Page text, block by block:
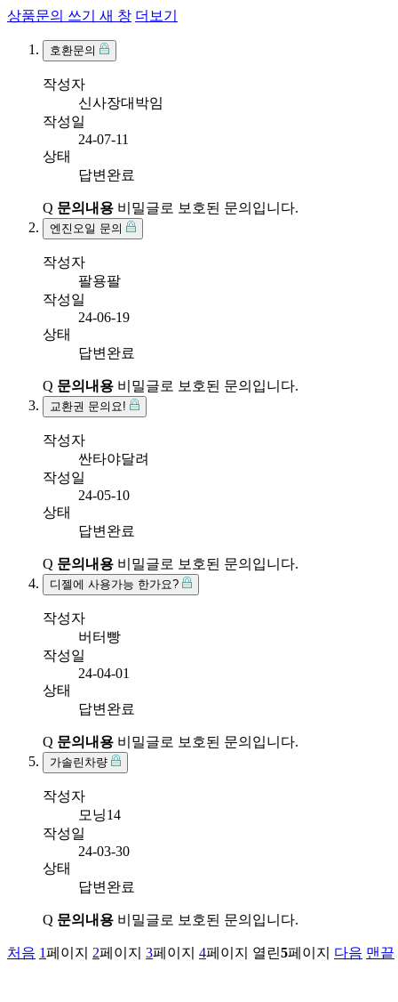
상품문의 쓰기 새 창 더보기
호환문의
작성자
신사장대박임
작성일
24-07-11
상태
답변완료
Q 문의내용 비밀글로 보호된 문의입니다.
엔진오일 문의
작성자
팔용팔
작성일
24-06-19
상태
답변완료
Q 문의내용 비밀글로 보호된 문의입니다.
교환권 문의요!
작성자
싼타야달려
작성일
24-05-10
상태
답변완료
Q 문의내용 비밀글로 보호된 문의입니다.
디젤에 사용가능 한가요?
작성자
버터빵
작성일
24-04-01
상태
답변완료
Q 문의내용 비밀글로 보호된 문의입니다.
가솔린차량
작성자
모닝14
작성일
24-03-30
상태
답변완료
Q 문의내용 비밀글로 보호된 문의입니다.
처음 1페이지 2페이지 3페이지 4페이지 열린5페이지 다음 맨끝